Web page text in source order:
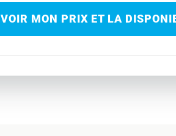
VOIR MON PRIX ET LA